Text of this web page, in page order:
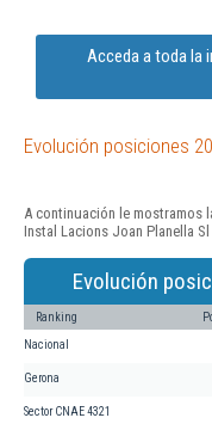
Acceda a toda la
Evolución posiciones
A continuación le mostramos
Instal Lacions Joan Planella
Evolución
Ranking
Nacional
Gerona
Sector CNAE 4321